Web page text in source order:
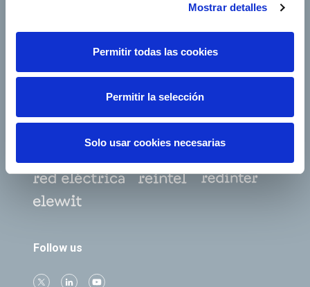
Mostrar detalles
Permitir todas las cookies
Permitir la selección
Solo usar cookies necesarias
Press office
Shareholders and
Corporate Governance
Annual General
Suppliers
Follow us